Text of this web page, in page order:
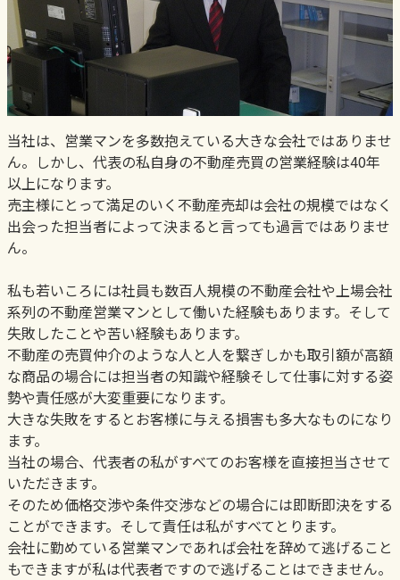
当社は、営業マンを多数抱えている大きな会社ではありませ
ん。しかし、代表の私自身の不動産売買の営業経験は40年
以上になります。
売主様にとって満足のいく不動産売却は会社の規模ではなく
出会った担当者によって決まると言っても過言ではありませ
ん。
私も若いころには社員も数百人規模の不動産会社や上場会社
系列の不動産営業マンとして働いた経験もあります。そして
失敗したことや苦い経験もあります。
不動産の売買仲介のような人と人を繋ぎしかも取引額が高額
な商品の場合には担当者の知識や経験そして仕事に対する姿
勢や責任感が大変重要になります。
大きな失敗をするとお客様に与える損害も多大なものになり
ます。
当社の場合、代表者の私がすべてのお客様を直接担当させて
いただきます。
そのため価格交渉や条件交渉などの場合には即断即決をする
ことができます。そして責任は私がすべてとります。
会社に勤めている営業マンであれば会社を辞めて逃げること
もできますが私は代表者ですので逃げることはできません。